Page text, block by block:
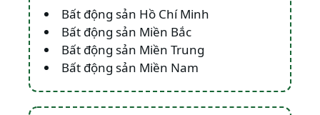
Bất động sản Hồ Chí Minh
Bất động sản Miền Bắc
Bất động sản Miền Trung
Bất động sản Miền Nam